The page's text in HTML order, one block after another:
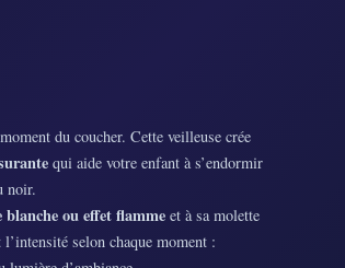
du coucher. Cette veilleuse crée
qui aide votre enfant à s’endormir
noir.
ou effet flamme et à sa molette
selon chaque moment :